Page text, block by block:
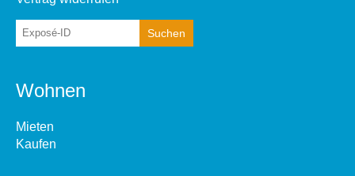
Wohnen
Mieten
Kaufen